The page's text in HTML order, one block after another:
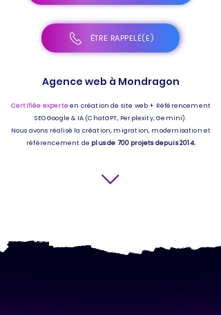
ÊTRE RAPPELÉ(E)
Agence web à Mondragon
Certifiée experteen création de site web + Référencement
SEO Google & IA (ChatGPT, Perplexity, Gemini).
Nous avons réalisé la création, migration, modernisation et
référencement de plus de 700 projets depuis 2014.